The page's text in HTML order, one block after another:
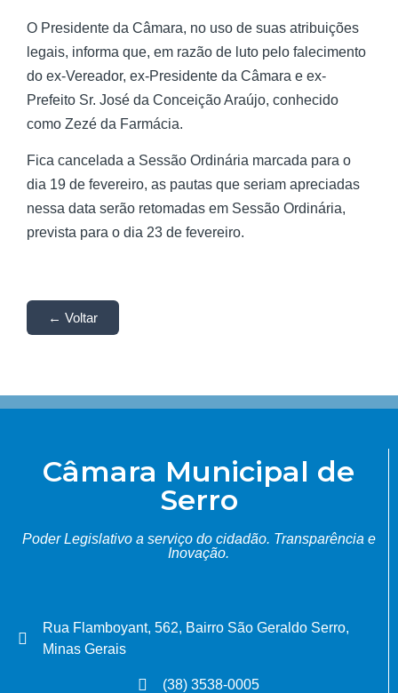
O Presidente da Câmara, no uso de suas atribuições
legais, informa que, em razão de luto pelo falecimento
do ex-Vereador, ex-Presidente da Câmara e ex-
Prefeito Sr. José da Conceição Araújo, conhecido
como Zezé da Farmácia.
Fica cancelada a Sessão Ordinária marcada para o
dia 19 de fevereiro, as pautas que seriam apreciadas
nessa data serão retomadas em Sessão Ordinária,
prevista para o dia 23 de fevereiro.
← Voltar
Câmara Municipal de
Serro
Poder Legislativo a serviço do cidadão. Transparência e
Inovação.
Rua Flamboyant, 562, Bairro São Geraldo Serro,
Minas Gerais
(38) 3538-0005